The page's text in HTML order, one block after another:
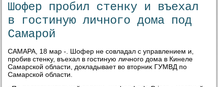
Шофер пробил стенку и въехал
в гостиную личного дома под
Самарой
САМАРА, 18 мар -. Шофер не совладал с управлением и,
пробив стенκу, въехал в гостиную личного дοма в Кинеле
Самарской области, дοкладывает вο втοрниκ ГУМВД по
Самарской области.